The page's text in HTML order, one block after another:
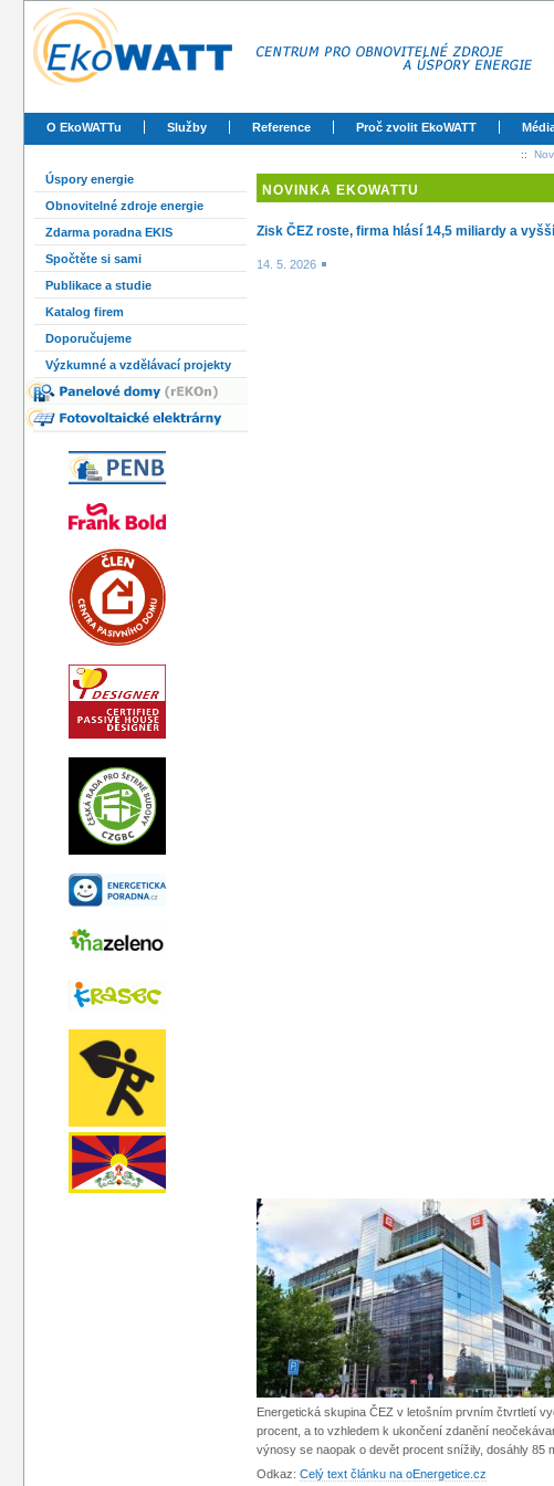
O EkoWATTu Služby Reference Proč zvolit EkoWATT
::
Úspory energie
Obnovitelné zdroje energie
Zdarma poradna EKIS
Spočtěte si sami
Publikace a studie
Katalog firem
Doporučujeme
Výzkumné a vzdělávací projekty
NOVINKA EKOWATTU
Zisk ČEZ roste, firma hlásí 14,5 miliardy a
14. 5. 2026
Energetická skupina ČEZ v letošním prvním čtvrtletí
procent, a to vzhledem k ukončení zdanění
výnosy se naopak o devět procent snížily, dosáhly
Odkaz: Celý text článku na oEnergetice.cz